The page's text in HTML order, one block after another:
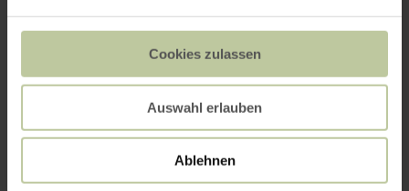
Cookies zulassen
Auswahl erlauben
Ablehnen
Eifel